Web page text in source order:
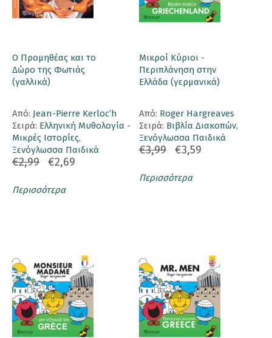
Ο Προμηθέας και το
Δώρο της Φωτιάς
(γαλλικά)
Aπό: Jean-Pierre Kerloc’h
Σειρά: Ελληνική Μυθολογία -
Μικρές Ιστορίες,
Ξενόγλωσσα Παιδικά
€2,99 €2,69
Περισσότερα
Μικροί Κύριοι -
Περιπλάνηση στην
Ελλάδα (γερμανικά)
Aπό: Roger Hargreaves
Σειρά: Βιβλία Διακοπών,
Ξενόγλωσσα Παιδικά
€3,99 €3,59
Περισσότερα